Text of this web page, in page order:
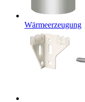
Wärmeerzeugung